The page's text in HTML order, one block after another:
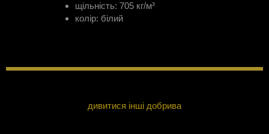
щільність: 705 кг/м³
колір: білий
дивитися інші добрива